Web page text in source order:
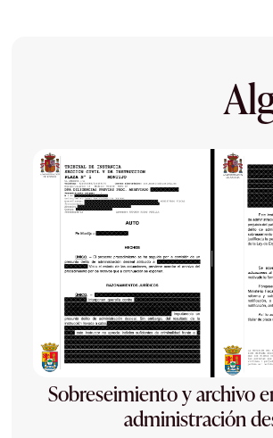
Sobreseimiento y archivo
administración